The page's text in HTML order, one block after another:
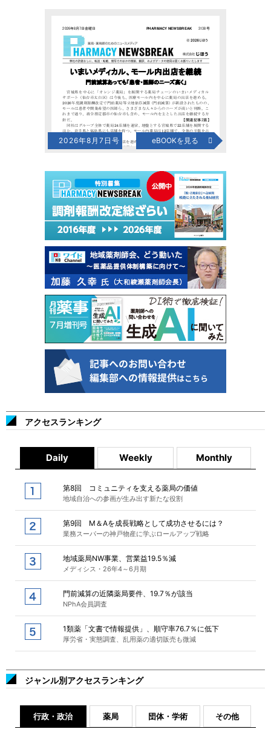
2026年8月7日号 eBOOKを見る
アクセスランキング
Daily Weekly Monthly
第8回 コミュニティを支える薬局の価値
地域自治への参画が生み出す新たな役割
第9回 M＆Aを成長戦略として成功させるには？
業務スーパーの神戸物産に学ぶロールアップ戦略
地域薬局NW事業、営業益19.5％減
メディシス・26年4～6月期
門前減算の近隣薬局要件、19.7％が該当
NPhA会員調査
1類薬「文書で情報提供」、順守率76.7％に低下
厚労省・実態調査、乱用薬の適切販売も微減
ジャンル別アクセスランキング
行政・政治 薬局 団体・学術 その他